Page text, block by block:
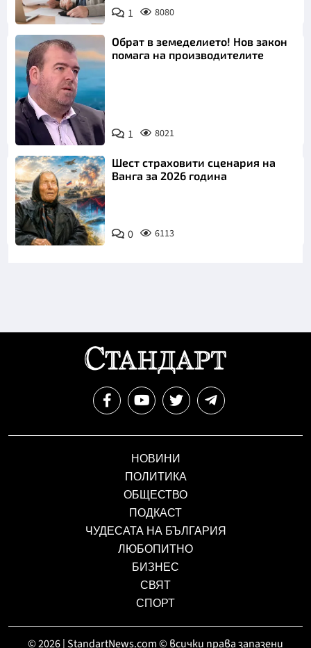
1 8080
Снимка: бТВ
Обрат в земеделието! Нов закон
помага на производителите
1 8021
Шест страховити сценария на
Ванга за 2026 година
0 6113
НОВИНИ
ПОЛИТИКА
ОБЩЕСТВО
ПОДКАСТ
ЧУДЕСАТА НА БЪЛГАРИЯ
ЛЮБОПИТНО
БИЗНЕС
СВЯТ
СПОРТ
© 2026 | StandartNews.com © всички права запазени